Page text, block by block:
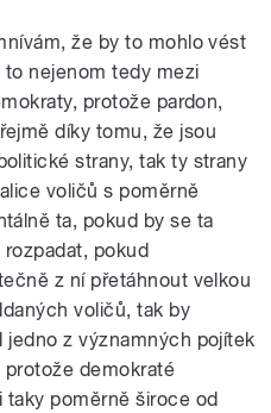
že by to mohlo vést
to nejenom tedy mezi
protože pardon,
díky tomu, že jsou
strany, tak ty strany
voličů s poměrně
ta, pokud by se ta
pokud
z ní přetáhnout velkou
voličů, tak by
jedno z významných pojítek
demokraté
poměrně široce od